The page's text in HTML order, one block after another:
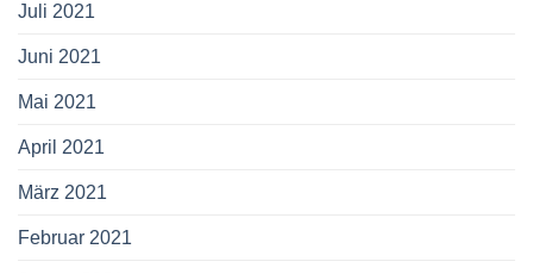
Juli 2021
Juni 2021
Mai 2021
April 2021
März 2021
Februar 2021